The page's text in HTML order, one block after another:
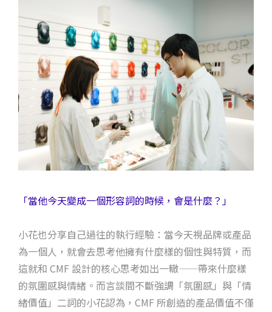
「當他今天變成一個形容詞的時候，會是什麼？」
小花也分享自己過往的執行經驗：當今天視品牌或產品
為一個人，就會去思考他擁有什麼樣的個性與特質，而
這就和 CMF 設計的核心思考如出一轍——帶來什麼樣
的氛圍感與情緒。而言談間不斷強調「氛圍感」與「情
緒價值」二詞的小花認為，CMF 所創造的產品價值不僅